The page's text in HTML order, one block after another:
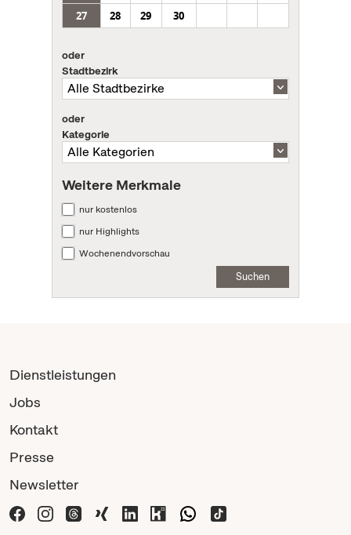
27
28 29 30
oder
Stadtbezirk
oder
Kategorie
Weitere Merkmale
nur kostenlos
nur Highlights
Wochenendvorschau
Suchen
Dienstleistungen
Jobs
Kontakt
Presse
Newsletter